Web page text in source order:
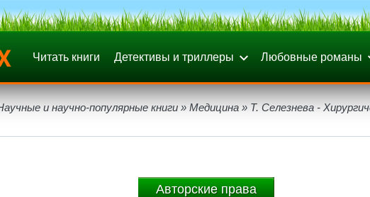
Читать книги Детективы и триллеры Любовные романы
и научно-популярные книги » Медицина » Т. Селезнева -
Авторские права